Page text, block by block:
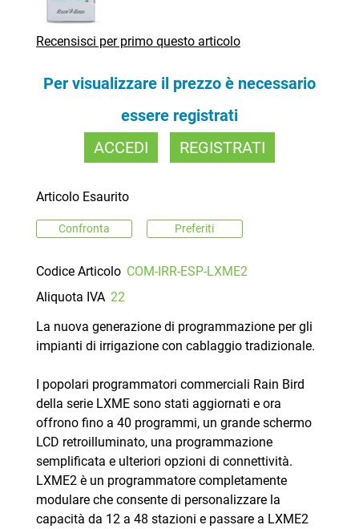
Recensisci per primo questo articolo
Per visualizzare il prezzo è necessario
essere registrati
ACCEDI
REGISTRATI
Articolo Esaurito
Confronta Preferiti
Codice Articolo COM-IRR-ESP-LXME2
Aliquota IVA 22
La nuova generazione di programmazione per gli
impianti di irrigazione con cablaggio tradizionale.
I popolari programmatori commerciali Rain Bird
della serie LXME sono stati aggiornati e ora
offrono fino a 40 programmi, un grande schermo
LCD retroilluminato, una programmazione
semplificata e ulteriori opzioni di connettività.
LXME2 è un programmatore completamente
modulare che consente di personalizzare la
capacità da 12 a 48 stazioni e passare a LXME2